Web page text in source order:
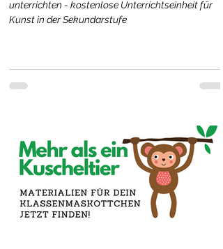
unterrichten - kostenlose Unterrichtseinheit für
Kunst in der Sekundarstufe